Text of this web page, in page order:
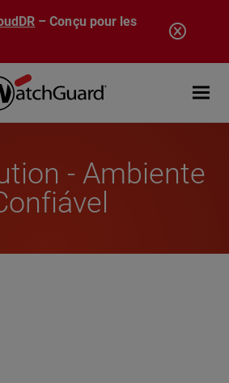
– Conçu pour les
Open
- Ambiente